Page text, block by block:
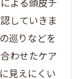
していきま
巡りなどを
わせたケア
見えにくい